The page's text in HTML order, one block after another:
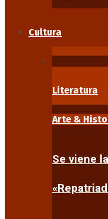
Cultura
Literatura
Arte &
Se viene